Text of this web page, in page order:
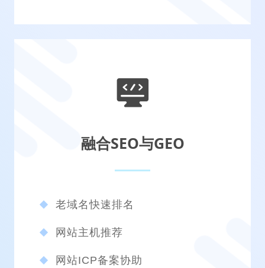
融合SEO与GEO
老域名快速排名
网站主机推荐
网站ICP备案协助